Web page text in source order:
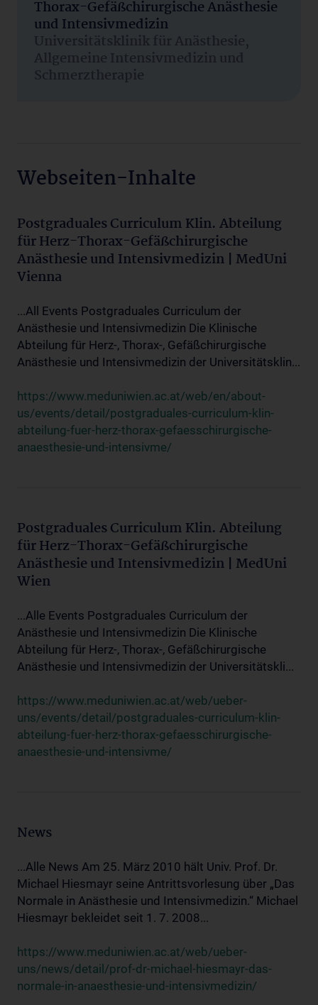
Thorax-Gefäßchirurgische Anästhesie
und Intensivmedizin
Universitätsklinik für Anästhesie,
Allgemeine Intensivmedizin und
Schmerztherapie
Webseiten-Inhalte
Postgraduales Curriculum Klin. Abteilung
für Herz-Thorax-Gefäßchirurgische
Anästhesie und Intensivmedizin | MedUni
Vienna
...All Events Postgraduales Curriculum der
Anästhesie und Intensivmedizin Die Klinische
Abteilung für Herz-, Thorax-, Gefäßchirurgische
Anästhesie und Intensivmedizin der Universitätsklin...
https://www.meduniwien.ac.at/web/en/about-
us/events/detail/postgraduales-curriculum-klin-
abteilung-fuer-herz-thorax-gefaesschirurgische-
anaesthesie-und-intensivme/
Postgraduales Curriculum Klin. Abteilung
für Herz-Thorax-Gefäßchirurgische
Anästhesie und Intensivmedizin | MedUni
Wien
...Alle Events Postgraduales Curriculum der
Anästhesie und Intensivmedizin Die Klinische
Abteilung für Herz-, Thorax-, Gefäßchirurgische
Anästhesie und Intensivmedizin der Universitätskli...
https://www.meduniwien.ac.at/web/ueber-
uns/events/detail/postgraduales-curriculum-klin-
abteilung-fuer-herz-thorax-gefaesschirurgische-
anaesthesie-und-intensivme/
News
...Alle News Am 25. März 2010 hält Univ. Prof. Dr.
Michael Hiesmayr seine Antrittsvorlesung über „Das
Normale in Anästhesie und Intensivmedizin.“ Michael
Hiesmayr bekleidet seit 1. 7. 2008...
https://www.meduniwien.ac.at/web/ueber-
uns/news/detail/prof-dr-michael-hiesmayr-das-
normale-in-anaesthesie-und-intensivmedizin/